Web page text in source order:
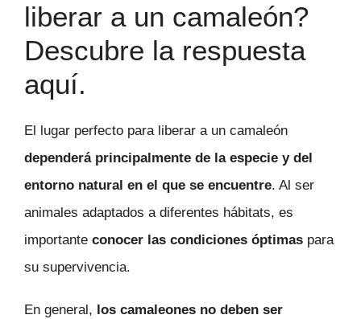
liberar a un camaleón?
Descubre la respuesta
aquí.
El lugar perfecto para liberar a un camaleón
dependerá principalmente de la especie y del
entorno natural en el que se encuentre. Al ser
animales adaptados a diferentes hábitats, es
importante conocer las condiciones óptimas para
su supervivencia.
En general, los camaleones no deben ser